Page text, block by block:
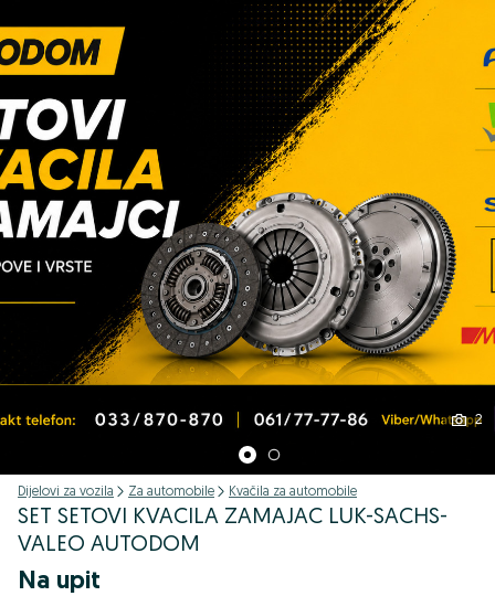
2
Dijelovi za vozila Za automobile Kvačila za automobile
SET SETOVI KVACILA ZAMAJAC LUK-SACHS-
VALEO AUTODOM
Na upit